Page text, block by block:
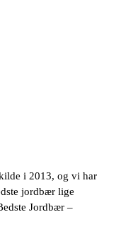
i 2013, og vi har
jordbær lige
Jordbær –